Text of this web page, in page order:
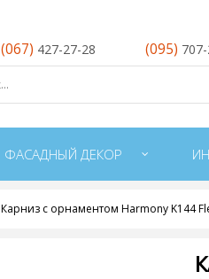
(067) 427-27-28 (095)
ФАСАДНЫЙ ДЕКОР
Карниз с орнаментом Harmony K144